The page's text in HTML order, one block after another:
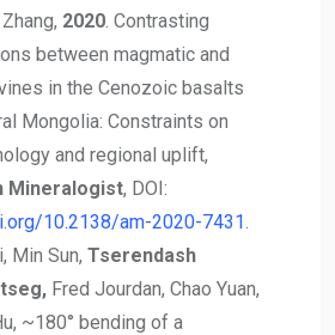
2020 . Contrasting
between magmatic and
in the Cenozoic basalts
Mongolia: Constraints on
and regional uplift,
Mineralogist, DOI:
10.2138/am-2020-7431
Min Sun, Tserendash
Fred Jourdan, Chao Yuan,
~180° bending of a